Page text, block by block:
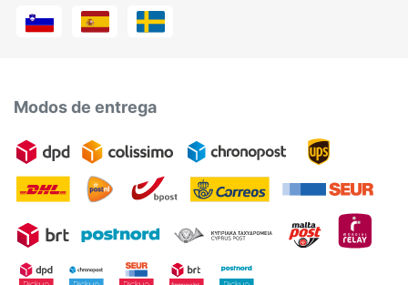
Modos de entrega